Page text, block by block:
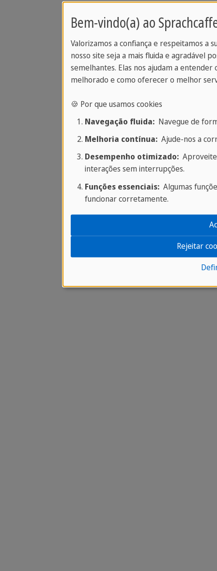
Bem-vindo(a) ao
Valorizamos a confiança e respeitamos a
nosso site seja a mais fluida e agradável
semelhantes. Elas nos ajudam a
melhorado e como oferecer o melhor
🍪 Por que usamos cookies
Navegação fluida:Navegue de
Melhoria contínua:Ajude-nos a
Desempenho otimizado:Aproveite
interações sem interrupções.
Funções essenciais:Algumas
funcionar corretamente.
Rejeitar